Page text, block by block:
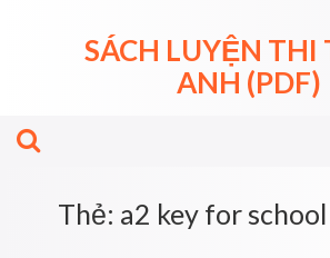
SÁCH LUYỆN THI
ANH (PDF)
Thẻ: a2 key for